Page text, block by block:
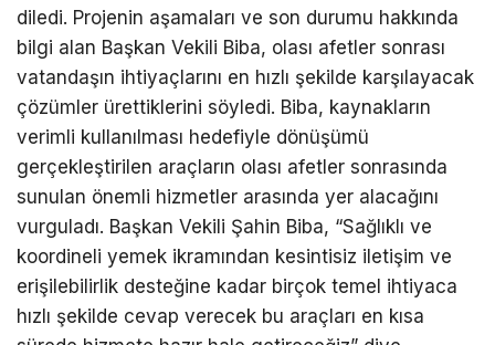
diledi. Projenin aşamaları ve son durumu hakkında
bilgi alan Başkan Vekili Biba, olası afetler sonrası
vatandaşın ihtiyaçlarını en hızlı şekilde karşılayacak
çözümler ürettiklerini söyledi. Biba, kaynakların
verimli kullanılması hedefiyle dönüşümü
gerçekleştirilen araçların olası afetler sonrasında
sunulan önemli hizmetler arasında yer alacağını
vurguladı. Başkan Vekili Şahin Biba, “Sağlıklı ve
koordineli yemek ikramından kesintisiz iletişim ve
erişilebilirlik desteğine kadar birçok temel ihtiyaca
hızlı şekilde cevap verecek bu araçları en kısa